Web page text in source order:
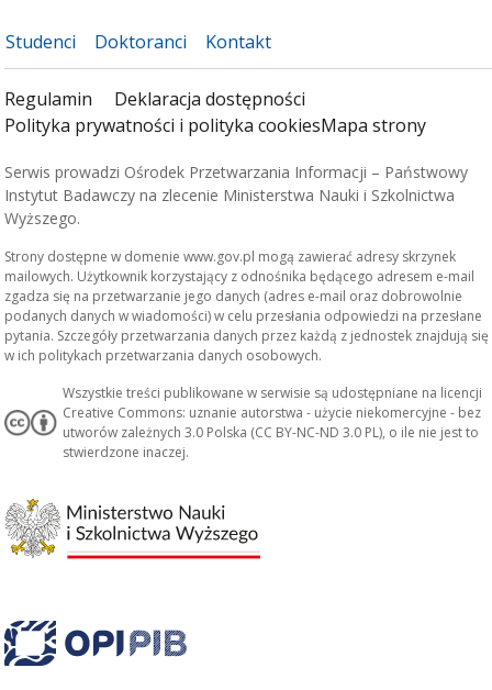
Studenci Doktoranci Kontakt
Regulamin
Deklaracja dostępności
Polityka prywatności i polityka cookiesMapa strony
Serwis prowadzi Ośrodek Przetwarzania Informacji – Państwowy
Instytut Badawczy na zlecenie Ministerstwa Nauki i Szkolnictwa
Wyższego.
Strony dostępne w domenie www.gov.pl mogą zawierać adresy skrzynek
mailowych. Użytkownik korzystający z odnośnika będącego adresem e-mail
zgadza się na przetwarzanie jego danych (adres e-mail oraz dobrowolnie
podanych danych w wiadomości) w celu przesłania odpowiedzi na przesłane
pytania. Szczegóły przetwarzania danych przez każdą z jednostek znajdują się
w ich politykach przetwarzania danych osobowych.
Wszystkie treści publikowane w serwisie są udostępniane na licencji
Creative Commons: uznanie autorstwa - użycie niekomercyjne - bez
utworów zależnych 3.0 Polska (CC BY-NC-ND 3.0 PL), o ile nie jest to
stwierdzone inaczej.